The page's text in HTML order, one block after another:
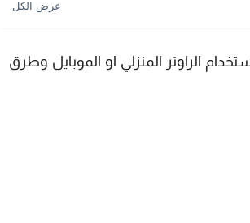
الراوتر المنزلي او الموبايل وطرق